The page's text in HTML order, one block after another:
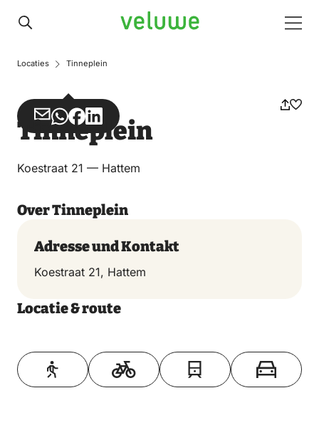
Veluwe
Locaties Tinneplein
Teilen
über
Teilen
über
Teilen
auf
Teilen
auf
Tinneplein
Koestraat 21 — Hattem
Over Tinneplein
Adresse und Kontakt
Koestraat 21, Hattem
Locatie & route
Toon op kaart